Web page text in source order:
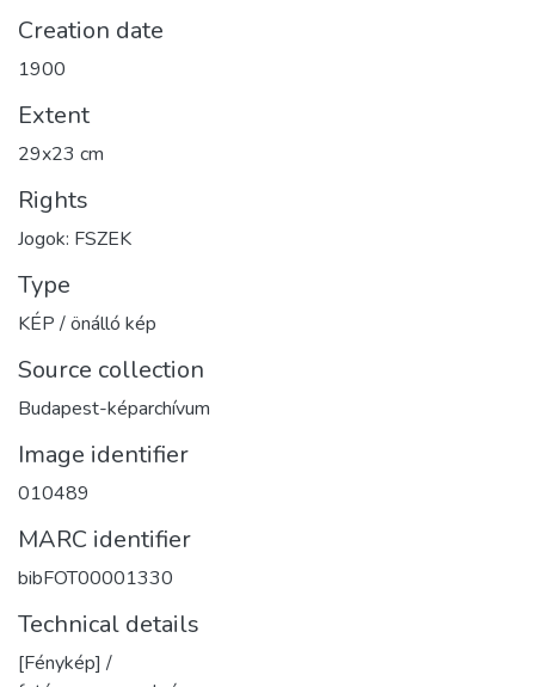
Creation date
1900
Extent
29x23 cm
Rights
Jogok: FSZEK
Type
KÉP / önálló kép
Source collection
Budapest-képarchívum
Image identifier
010489
MARC identifier
bibFOT00001330
Technical details
[Fénykép] /